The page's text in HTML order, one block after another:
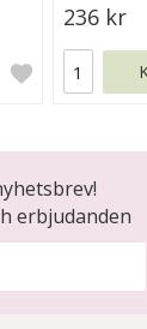
236 kr
erbjudanden